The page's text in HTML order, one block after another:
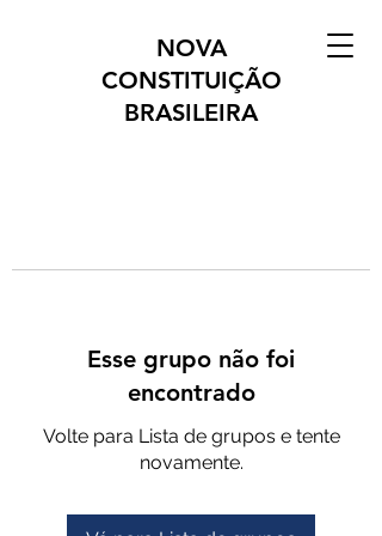
NOVA
CONSTITUIÇÃO
BRASILEIRA
Esse grupo não foi
encontrado
Volte para Lista de grupos e tente
novamente.